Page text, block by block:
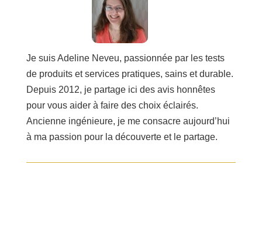
Je suis Adeline Neveu, passionnée par les tests
de produits et services pratiques, sains et durable.
Depuis 2012, je partage ici des avis honnêtes
pour vous aider à faire des choix éclairés.
Ancienne ingénieure, je me consacre aujourd’hui
à ma passion pour la découverte et le partage.